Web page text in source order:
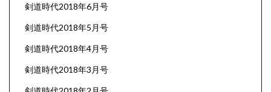
剣道時代2018年6月号
剣道時代2018年5月号
剣道時代2018年4月号
剣道時代2018年3月号